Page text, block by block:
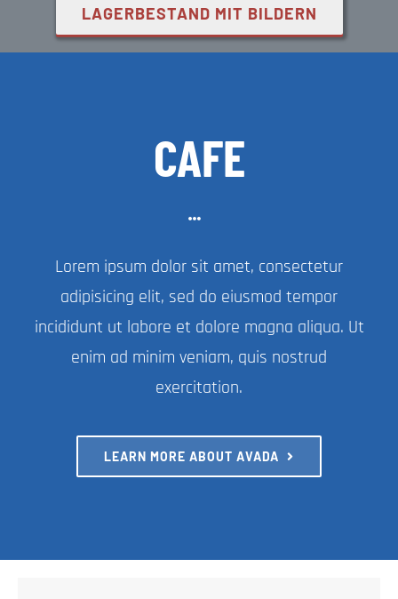
Impressum
LAGERBESTAND MIT BILDERN
CAFE
Lorem ipsum dolor sit amet, consectetur
adipisicing elit, sed do eiusmod tempor
incididunt ut labore et dolore magna aliqua. Ut
enim ad minim veniam, quis nostrud
exercitation.
LEARN MORE ABOUT AVADA